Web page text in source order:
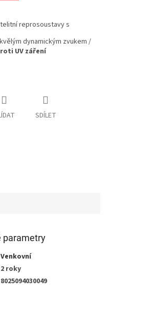
reprosoustavy s
dynamickým zvukem /
UV záření
SDÍLET
parametry
Venkovní
2 roky
8025094030049